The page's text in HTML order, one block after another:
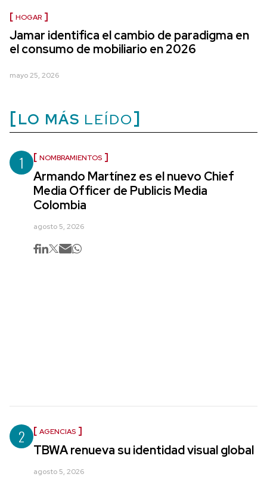
HOGAR
Jamar identifica el cambio de paradigma en
el consumo de mobiliario en 2026
mayo 25, 2026
LO MÁS LEÍDO
1 NOMBRAMIENTOS
Armando Martínez es el nuevo Chief
Media Officer de Publicis Media
Colombia
agosto 5, 2026
2 AGENCIAS
TBWA renueva su identidad visual global
agosto 5, 2026